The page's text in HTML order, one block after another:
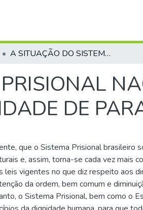
A SITUAÇÃO DO SISTEMA PRISIONAL NACIONAL E DO SISTEMA PRISIONAL DA CIDADE DE PARAUNA – GOIÁS
DE
que o Sistema Prisional brasileiro
e, assim, torna-se cada vez mais
leis vigentes no que diz respeito aos
da ordem, bem comum e
o Sistema Prisional, bem como o